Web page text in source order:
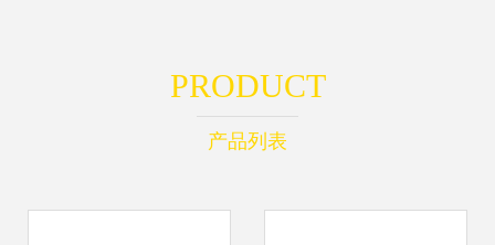
PRODUCT
产品列表